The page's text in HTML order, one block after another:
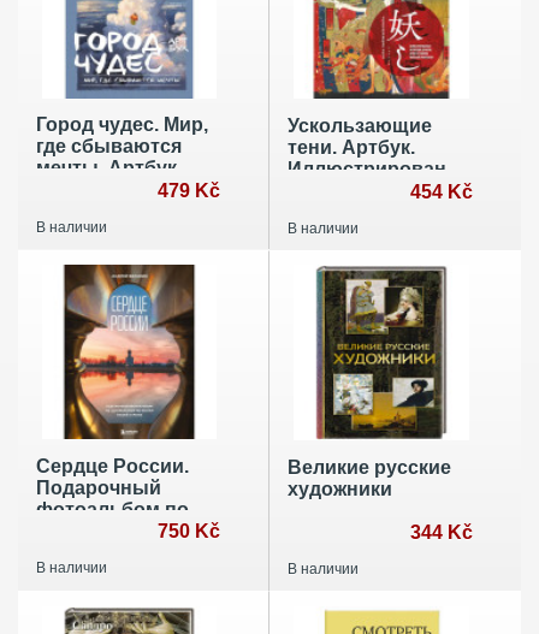
Город чудес. Мир,
где сбываются
мечты. Артбук
479 Kč
В наличии
Ускользающие
тени. Артбук.
Иллюстрированная
чудовищ японской
454 Kč
В наличии
Сердце России.
Подарочный
фотоальбом по
центральным
страны
750 Kč
В наличии
Великие русские
художники
344 Kč
В наличии